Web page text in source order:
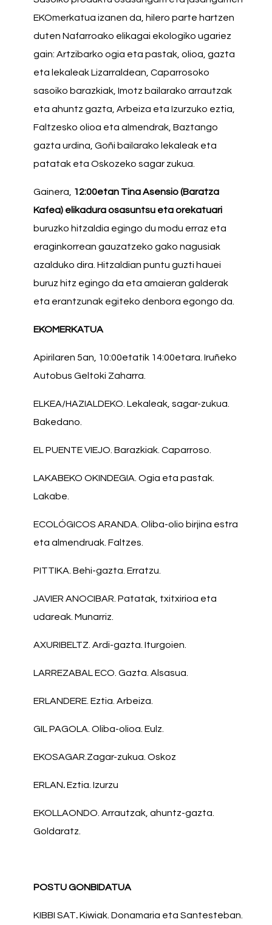
EKOmerkatua izanen da, hilero parte hartzen
duten Nafarroako elikagai ekologiko ugariez
gain: Artzibarko ogia eta pastak, olioa, gazta
eta lekaleak Lizarraldean, Caparrosoko
sasoiko barazkiak, Imotz bailarako arrautzak
eta ahuntz gazta, Arbeiza eta Izurzuko eztia,
Faltzesko olioa eta almendrak, Baztango
gazta urdina, Goñi bailarako lekaleak eta
patatak eta Oskozeko sagar zukua.
Gainera,
12:00etan Tina Asensio (Baratza
Kafea) elikadura osasuntsu eta orekatuari
buruzko hitzaldia egingo du modu erraz eta
eraginkorrean gauzatzeko gako nagusiak
azalduko dira. Hitzaldian puntu guzti hauei
buruz hitz egingo da eta amaieran galderak
eta erantzunak egiteko denbora egongo da.
EKOMERKATUA
Apirilaren 5an, 10:00etatik 14:00etara. Iruñeko
Autobus Geltoki Zaharra.
ELKEA/HAZIALDEKO. Lekaleak, sagar-zukua.
Bakedano.
EL PUENTE VIEJO. Barazkiak. Caparroso.
LAKABEKO OKINDEGIA. Ogia eta pastak.
Lakabe.
ECOLÓGICOS ARANDA. Oliba-olio birjina estra
eta almendruak. Faltzes.
PITTIKA. Behi-gazta. Erratzu.
JAVIER ANOCIBAR. Patatak, txitxirioa eta
udareak. Munarriz.
AXURIBELTZ. Ardi-gazta. Iturgoien.
LARREZABAL ECO. Gazta. Alsasua.
ERLANDERE. Eztia. Arbeiza.
GIL PAGOLA. Oliba-olioa. Eulz.
EKOSAGAR.Zagar-zukua. Oskoz
ERLAN.Eztia. Izurzu
EKOLLAONDO. Arrautzak, ahuntz-gazta.
Goldaratz.
POSTU GONBIDATUA
KIBBI SAT.Kiwiak. Donamaria eta Santesteban.